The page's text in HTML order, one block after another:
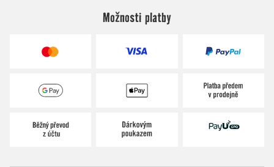
Možnosti platby